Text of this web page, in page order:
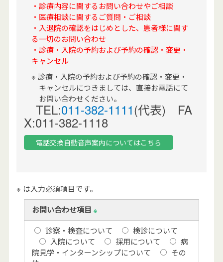
・診療内容に関するお問い合わせやご相談
・医療相談に関するご質問・ご相談
・入退院の確認をはじめとした、患者様に関す
る一切のお問い合わせ
・診療・入院の予約および予約の確認・変更・
キャンセル
診療・入院の予約および予約の確認・変更・
キャンセルにつきましては、直接お電話にて
お問い合わせください。
TEL:011-382-1111(代表) FA
X:011-382-1118
電話交換自動音声案内についてはこちら
※ は入力必須項目です。
お問い合わせ項目 ※
診察・検査について
検診について
入院について
採用について
病
院見学・インターンシップについて
その